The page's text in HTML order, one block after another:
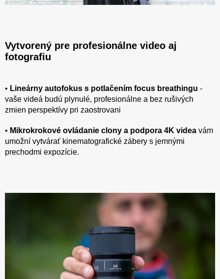
Vytvorený pre profesionálne video aj
fotografiu
• Lineárny autofokus s potlačením focus breathingu -
vaše videá budú plynulé, profesionálne a bez rušivých
zmien perspektívy pri zaostrovani
• Mikrokrokové ovládanie clony a podpora 4K videa vám
umožní vytvárať kinematografické zábery s jemnými
prechodmi expozície.